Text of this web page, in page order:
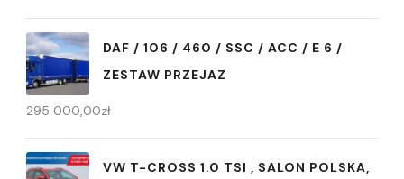
DAF / 106 / 460 / SSC / ACC / E 6 /
ZESTAW PRZEJAZ
295 000,00zł
VW T-CROSS 1.0 TSI , SALON POLSKA,